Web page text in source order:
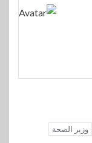
وزير الصحة